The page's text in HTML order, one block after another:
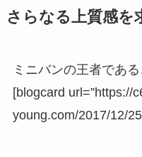
さらなる上質感を
ミニバンの王者である
[blogcard url=”https://
young.com/2017/12/